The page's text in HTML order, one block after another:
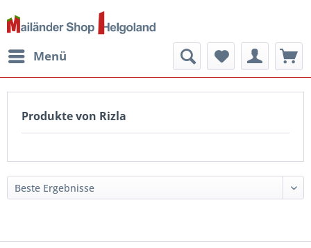
Menü
Produkte von Rizla